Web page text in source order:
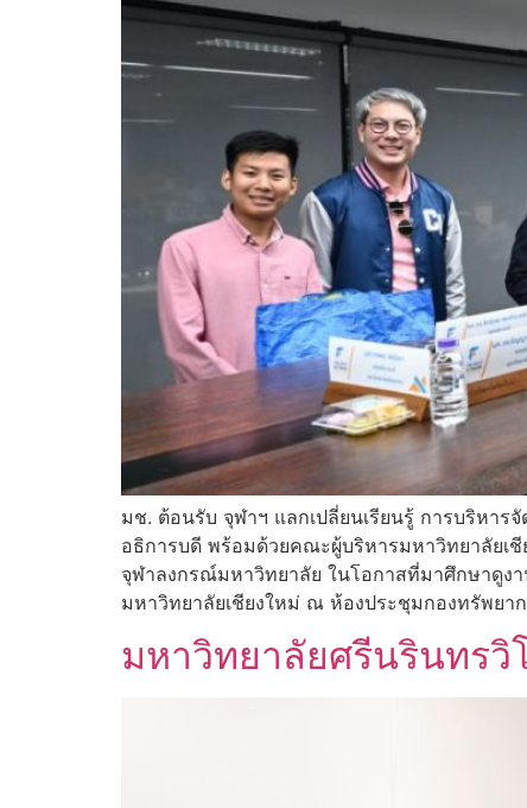
มช. ต้อนรับ จุฬาฯ แลกเปลี่ยนเรียนรู้ การบริหา
อธิการบดี พร้อมด้วยคณะผู้บริหารมหาวิทยาลัยเ
จุฬาลงกรณ์มหาวิทยาลัย ในโอกาสที่มาศึกษาดูง
มหาวิทยาลัยเชียงใหม่ ณ ห้องประชุมกองทรัพย
มหาวิทยาลัยศรีนรินทร